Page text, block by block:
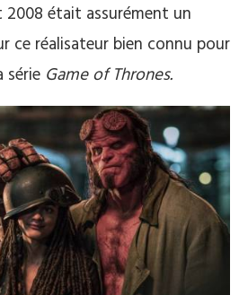
était assurément un
ce réalisateur bien connu pour
série Game of Thrones.